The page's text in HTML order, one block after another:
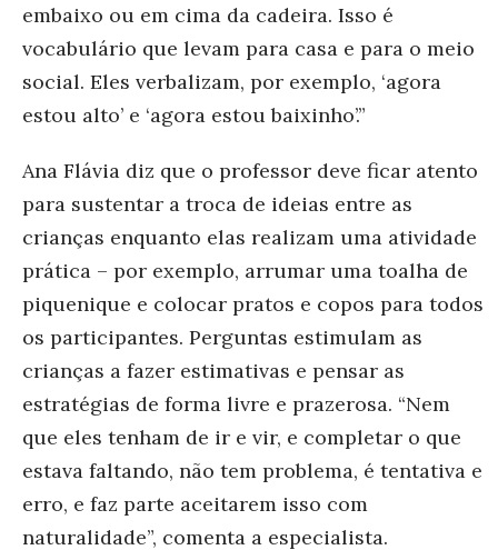
embaixo ou em cima da cadeira. Isso é
vocabulário que levam para casa e para o meio
social. Eles verbalizam, por exemplo, ‘agora
estou alto’ e ‘agora estou baixinho’.”
Ana Flávia diz que o professor deve ficar atento
para sustentar a troca de ideias entre as
crianças enquanto elas realizam uma atividade
prática – por exemplo, arrumar uma toalha de
piquenique e colocar pratos e copos para todos
os participantes. Perguntas estimulam as
crianças a fazer estimativas e pensar as
estratégias de forma livre e prazerosa. “Nem
que eles tenham de ir e vir, e completar o que
estava faltando, não tem problema, é tentativa e
erro, e faz parte aceitarem isso com
naturalidade”, comenta a especialista.